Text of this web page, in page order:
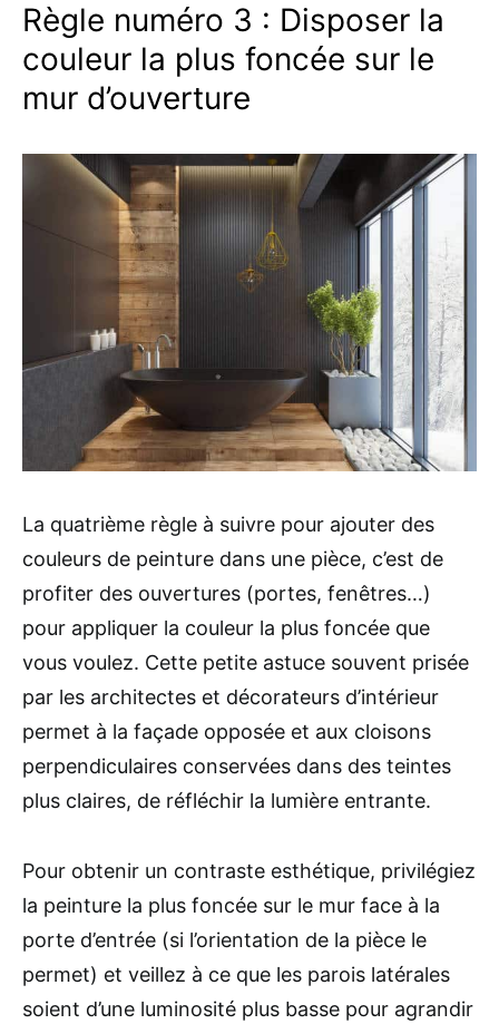
Règle numéro 3 : Disposer la
couleur la plus foncée sur le
mur d’ouverture
La quatrième règle à suivre pour ajouter des
couleurs de peinture dans une pièce, c’est de
profiter des ouvertures (portes, fenêtres…)
pour appliquer la couleur la plus foncée que
vous voulez. Cette petite astuce souvent prisée
par les architectes et décorateurs d’intérieur
permet à la façade opposée et aux cloisons
perpendiculaires conservées dans des teintes
plus claires, de réfléchir la lumière entrante.
Pour obtenir un contraste esthétique, privilégiez
la peinture la plus foncée sur le mur face à la
porte d’entrée (si l’orientation de la pièce le
permet) et veillez à ce que les parois latérales
soient d’une luminosité plus basse pour agrandir